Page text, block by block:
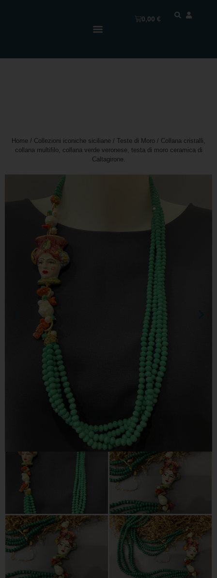
0,00€
Home / Collezioni iconiche siciliane / Teste di Moro / Collana cristalli,
collana multifilo, collana verde veronese, testa di moro ceramica di
Caltagirone.